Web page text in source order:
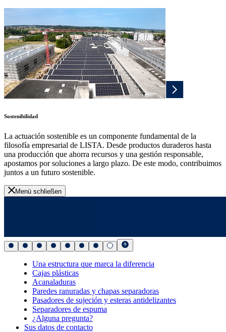
Sostenibilidad
La actuación sostenible es un componente fundamental de la
filosofía empresarial de LISTA. Desde productos duraderos hasta
una producción que ahorra recursos y una gestión responsable,
apostamos por soluciones a largo plazo. De este modo, contribuimos
juntos a un futuro sostenible.
Menü schließen
Una estructura que marca la diferencia
Cajas plásticas
Acanaladuras
Paredes ranuradas y chapas separadoras
Pasadores de sujeción y esteras antidelizantes
Separadores de espuma
¿Alguna pregunta?
Sus datos de contacto